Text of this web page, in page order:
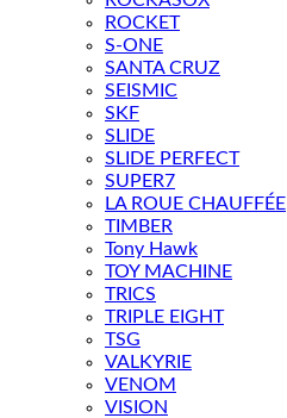
ROCKET
S-ONE
SANTA CRUZ
SEISMIC
SKF
SLIDE
SLIDE PERFECT
SUPER7
LA ROUE CHAUFFÉE
TIMBER
Tony Hawk
TOY MACHINE
TRICS
TRIPLE EIGHT
TSG
VALKYRIE
VENOM
VISION